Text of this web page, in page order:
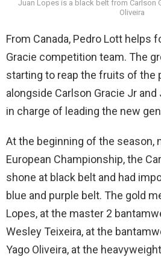
Juan Lopes is a black belt from Carlson
Oliveira
From Canada, Pedro Lott helps
Gracie competition team. The
starting to reap the fruits of the
alongside Carlson Gracie Jr and
in charge of leading the new
At the beginning of the season,
European Championship, the
shone at black belt and had
blue and purple belt. The gold
Lopes, at the master 2
Wesley Teixeira, at the
Yago Oliveira, at the